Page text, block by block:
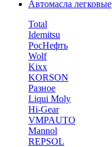
Автомасла легковые
Total
Idemitsu
РосНефть
Wolf
Kixx
KORSON
Разное
Liqui Moly
Hi-Gear
VMPAUTO
Mannol
REPSOL